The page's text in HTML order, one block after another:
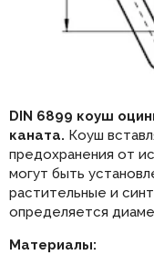
DIN 6899 коуш
каната. Коуш
предохранения от
могут быть
растительные и
определяется
Материалы: